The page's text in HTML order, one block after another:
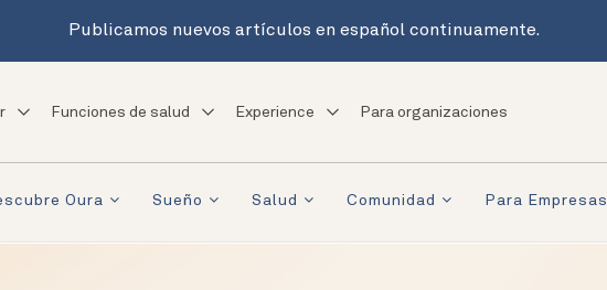
Publicamos nuevos artículos en español continuamente.
Funciones de salud Experience Para organizaciones
Oura Sueño Salud Comunidad Para Empresas